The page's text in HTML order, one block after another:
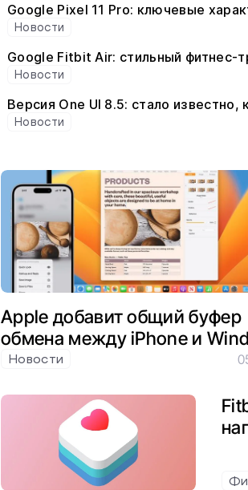
Google Pixel 11 Pro: ключевые
Новости
Google Fitbit Air: стильный фитнес-
Новости
Версия One UI 8.5: стало известно,
Новости
Apple добавит общий буфер
обмена между iPhone и
по требованию Евросоюза и
Новости